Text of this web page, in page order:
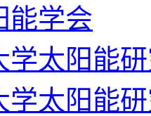
能学会
学太阳能
学太阳能